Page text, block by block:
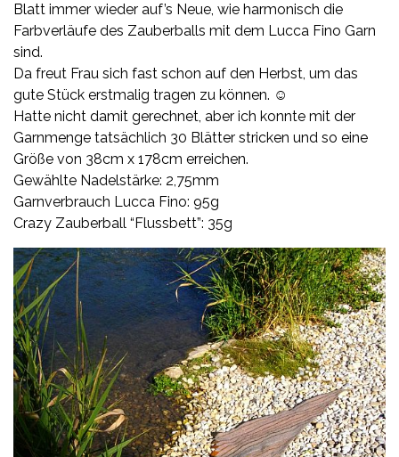
Blatt immer wieder auf’s Neue, wie harmonisch die
Farbverläufe des Zauberballs mit dem Lucca Fino Garn
sind.
Da freut Frau sich fast schon auf den Herbst, um das
gute Stück erstmalig tragen zu können. ☺
Hatte nicht damit gerechnet, aber ich konnte mit der
Garnmenge tatsächlich 30 Blätter stricken und so eine
Größe von 38cm x 178cm erreichen.
Gewählte Nadelstärke: 2,75mm
Garnverbrauch Lucca Fino: 95g
Crazy Zauberball “Flussbett”: 35g